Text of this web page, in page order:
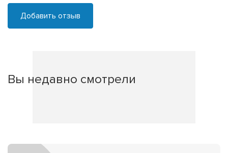
Добавить отзыв
Вы недавно смотрели